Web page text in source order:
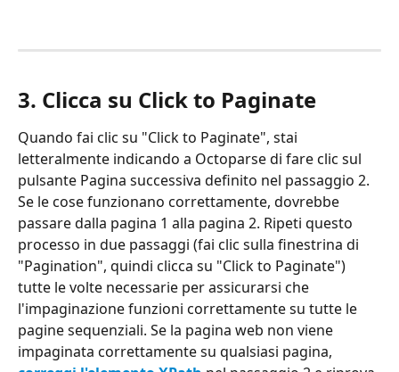
3. Clicca su Click to Paginate
Quando fai clic su "Click to Paginate", stai
letteralmente indicando a Octoparse di fare clic sul
pulsante Pagina successiva definito nel passaggio 2.
Se le cose funzionano correttamente, dovrebbe
passare dalla pagina 1 alla pagina 2. Ripeti questo
processo in due passaggi (fai clic sulla finestrina di
"Pagination", quindi clicca su "Click to Paginate")
tutte le volte necessarie per assicurarsi che
l'impaginazione funzioni correttamente su tutte le
pagine sequenziali. Se la pagina web non viene
impaginata correttamente su qualsiasi pagina,